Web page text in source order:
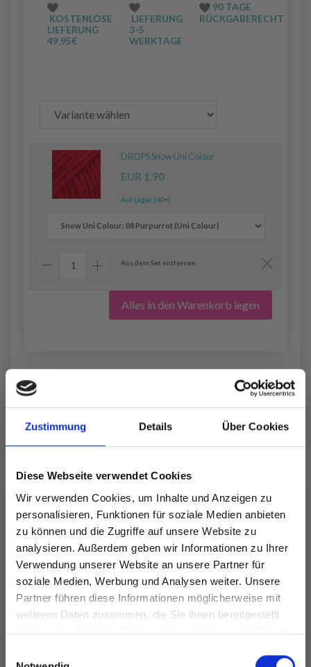
Zustimmung Details Über Cookies
Diese Webseite verwendet Cookies
Wir verwenden Cookies, um Inhalte und Anzeigen zu
personalisieren, Funktionen für soziale Medien anbieten
zu können und die Zugriffe auf unsere Website zu
analysieren. Außerdem geben wir Informationen zu Ihrer
Verwendung unserer Website an unsere Partner für
soziale Medien, Werbung und Analysen weiter. Unsere
Partner führen diese Informationen möglicherweise mit
weiteren Daten zusammen, die Sie ihnen bereitgestellt
haben oder die sie im Rahmen Ihrer Nutzung der Dienste
KOSTENLOSE
LIEFERUNG
49,95€
LIEFERUNG
3-5
WERKTAGE
90 TAGE
RÜCKGABERECHT
DROPS Snow Uni Colour
EUR 1.90
Auf Lager (40+)
Aus dem Set entfernen
Alles in den Warenkorb legen
242-68 Jolly Cable Slippers
by DROPS Design
Garngruppe E oder C + C
GRÖSSE:
35/37 - 38/40 - 41/43
Fußlänge: 22-24-26 cm
Schafthöhe bis zur Ferse (wenn der Rand nach unten
umgeschlagen ist): Ca. 18-19-19 cm
DROPS SNOW von Garnstudio (gehört zur
Garngruppe E)
Spare bis zu 50%